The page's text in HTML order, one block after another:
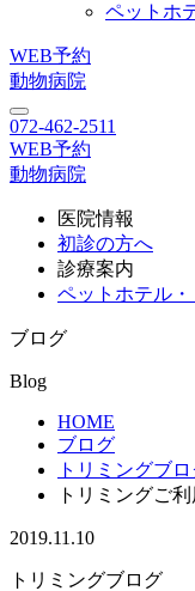
ペットホ
WEB予約
動物病院
072-462-2511
WEB予約
動物病院
医院情報
初診の方へ
診療案内
ペットホテル
ブログ
Blog
HOME
ブログ
トリミングブ
トリミングご
2019.11.10
トリミングブログ